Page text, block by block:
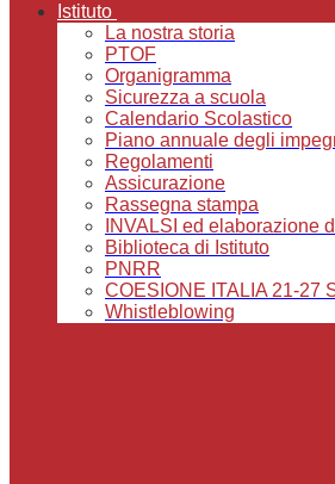
Istituto
La nostra storia
PTOF
Organigramma
Sicurezza a scuola
Calendario Scolastico
Piano annuale degli
Regolamenti
Assicurazione
Rassegna stampa
INVALSI ed elaborazione
Biblioteca di Istituto
PNRR
COESIONE ITALIA 21-27
Whistleblowing